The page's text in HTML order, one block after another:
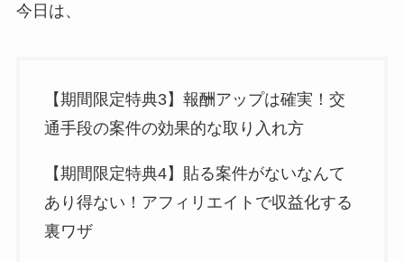
今日は、
【期間限定特典3】報酬アップは確実！交
通手段の案件の効果的な取り入れ方
【期間限定特典4】貼る案件がないなんて
あり得ない！アフィリエイトで収益化する
裏ワザ